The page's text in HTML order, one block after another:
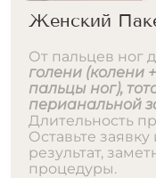
Женский
От пальцев ног
голени (колени
пальцы ног),
перианальной
Длительность
Оставьте
результат,
процедуры.